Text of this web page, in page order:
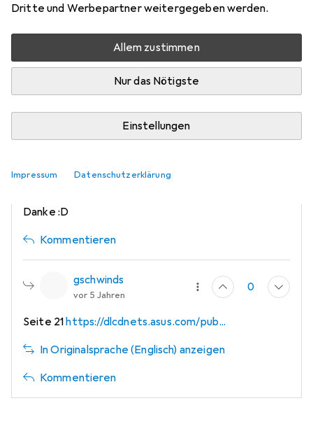
Dritte und Werbepartner weitergegeben werden.
Allem zustimmen
Nur das Nötigste
Einstellungen
Impressum Datenschutzerklärung
Beanos 0
Wie viele Lüfter kann ich an diesem Board
Beanos
Danke :D
Kommentieren
gschwinds
vor 5 Jahren
0
Seite 21https://dlcdnets.asus.com/pub...
In Originalsprache (Englisch) anzeigen
Kommentieren